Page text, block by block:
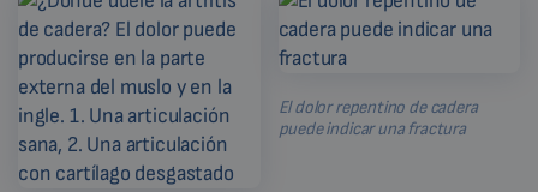
El dolor repentino de cadera
puede indicar una fractura